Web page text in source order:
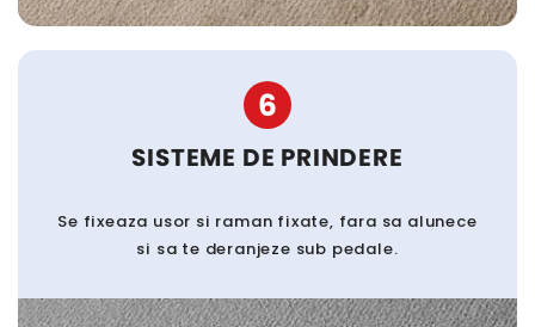
6
SISTEME DE PRINDERE
Se fixeaza usor si raman fixate, fara sa alunece
si sa te deranjeze sub pedale.